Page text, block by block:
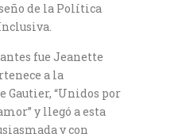
de la Política
fue Jeanette
a la
Gautier, “Unidos por
y llegó a esta
y con